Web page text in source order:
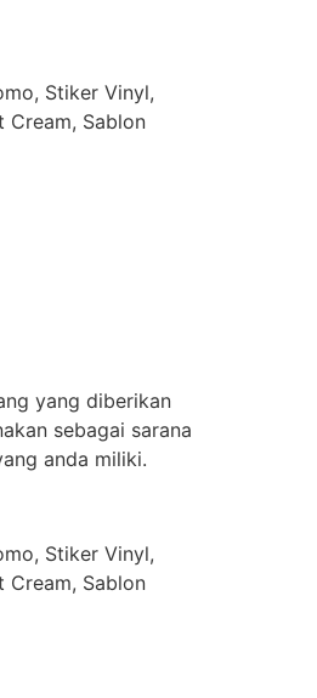
Stiker Vinyl,
Cream, Sablon
yang diberikan
sebagai sarana
anda miliki.
Stiker Vinyl,
Cream, Sablon